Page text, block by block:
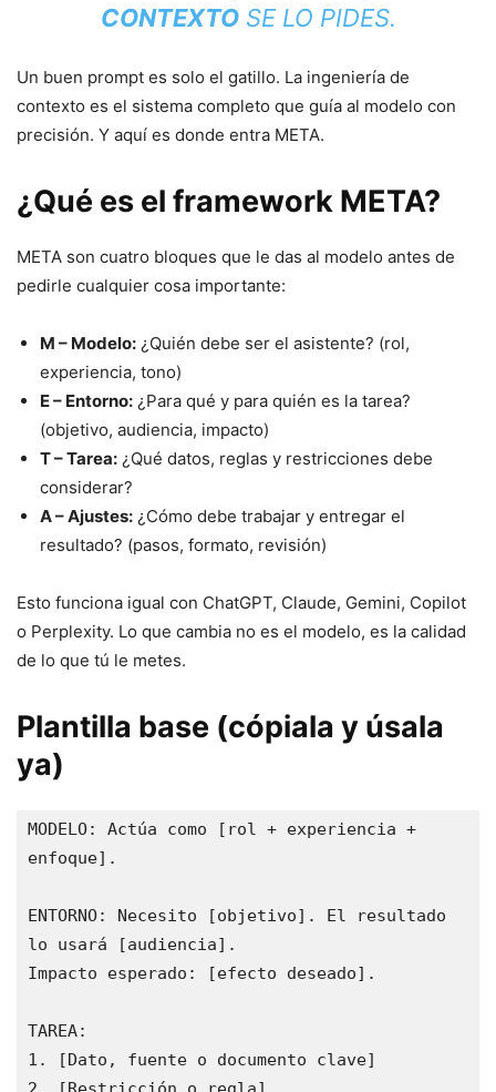
CONTEXTOSE LO PIDES.
Un buen prompt es solo el gatillo. La ingeniería de
contexto es el sistema completo que guía al modelo con
precisión. Y aquí es donde entra META.
¿Qué es el framework META?
META son cuatro bloques que le das al modelo antes de
pedirle cualquier cosa importante:
M – Modelo: ¿Quién debe ser el asistente? (rol,
experiencia, tono)
E – Entorno: ¿Para qué y para quién es la tarea?
(objetivo, audiencia, impacto)
T – Tarea: ¿Qué datos, reglas y restricciones debe
considerar?
A – Ajustes: ¿Cómo debe trabajar y entregar el
resultado? (pasos, formato, revisión)
Esto funciona igual con ChatGPT, Claude, Gemini, Copilot
o Perplexity. Lo que cambia no es el modelo, es la calidad
de lo que tú le metes.
Plantilla base (cópiala y úsala
ya)
MODELO: Actúa como [rol + experiencia +
enfoque].
ENTORNO: Necesito [objetivo]. El resultado
lo usará [audiencia].
Impacto esperado: [efecto deseado].
TAREA:
1. [Dato, fuente o documento clave]